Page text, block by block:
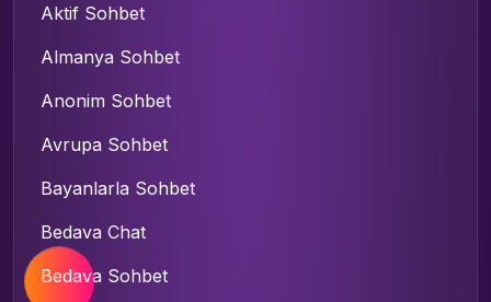
Aktif Sohbet
Almanya Sohbet
Anonim Sohbet
Avrupa Sohbet
Bayanlarla Sohbet
Bedava Chat
Bedava Sohbet